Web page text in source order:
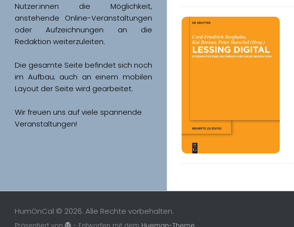
Nutzer:innen die Möglichkeit,
anstehende Online-Veranstaltungen
oder Aufzeichnungen an die
Redaktion weiterzuleiten.
Die gesamte Seite befindet sich noch
im Aufbau; auch an einem mobilen
Wir freuen uns auf viele spannende
Veranstaltungen!
HumOnCal © 2026. Alle Rechte vorbehalten.